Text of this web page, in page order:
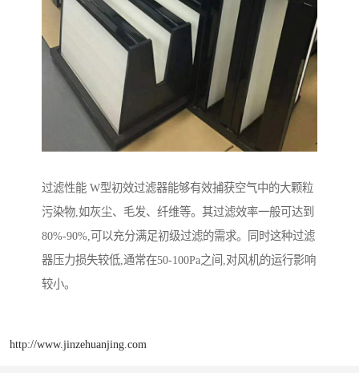
过滤性能 W型初效过滤器能够有效捕获空气中的大颗粒
污染物,如灰尘、毛发、纤维等。其过滤效率一般可达到
80%-90%,可以充分满足初级过滤的需求。同时这种过滤
器压力损失较低,通常在50-100Pa之间,对风机的运行影响
较小。
http://www.jinzehuanjing.com